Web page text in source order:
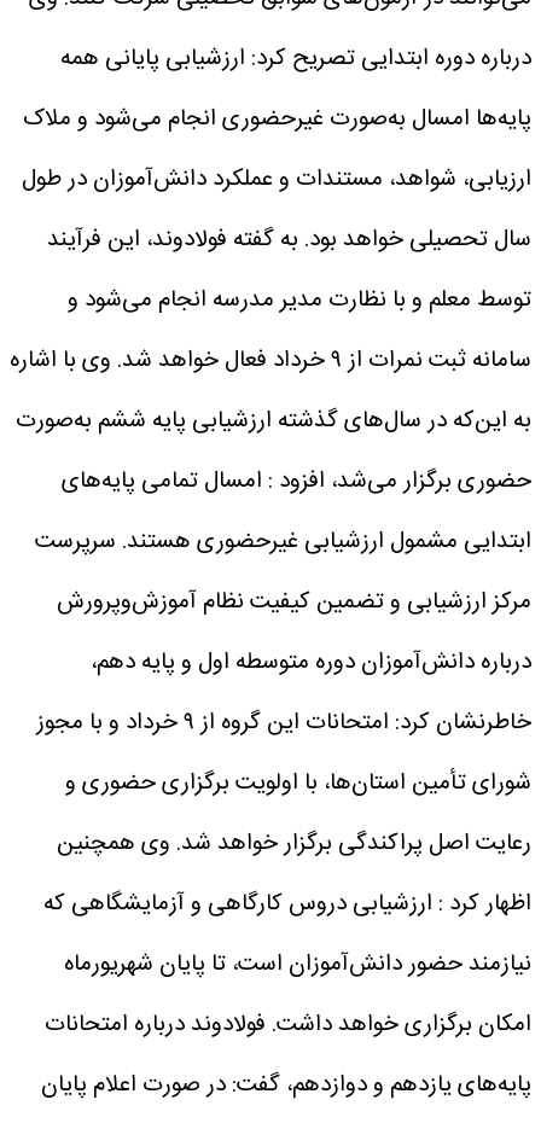
درباره دوره ابتدایی تصریح کرد: ارزشیابی پایانی همه
پایه‌ها امسال به‌صورت غیرحضوری انجام می‌شود و ملاک
ارزیابی، شواهد، مستندات و عملکرد دانش‌آموزان در طول
سال تحصیلی خواهد بود. به گفته فولادوند، این فرآیند
توسط معلم و با نظارت مدیر مدرسه انجام می‌شود و
سامانه ثبت نمرات از ۹ خرداد فعال خواهد شد.
وی با اشاره
به این‌که در سال‌های گذشته ارزشیابی پایه ششم به‌صورت
حضوری برگزار می‌شد، افزود : امسال تمامی پایه‌های
ابتدایی مشمول ارزشیابی غیرحضوری هستند. سرپرست
مرکز ارزشیابی و تضمین کیفیت نظام آموزش‌وپرورش
درباره دانش‌آموزان دوره متوسطه اول و پایه دهم،
خاطرنشان کرد: امتحانات این گروه از ۹ خرداد و با مجوز
شورای تأمین استان‌ها، با اولویت برگزاری حضوری و
رعایت اصل پراکندگی برگزار خواهد شد. وی همچنین
اظهار کرد : ارزشیابی دروس کارگاهی و آزمایشگاهی که
نیازمند حضور دانش‌آموزان است، تا پایان شهریورماه
امکان برگزاری خواهد داشت. فولادوند درباره امتحانات
پایه‌های یازدهم و دوازدهم، گفت: در صورت اعلام پایان